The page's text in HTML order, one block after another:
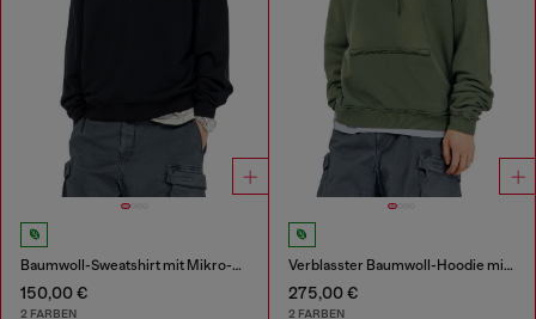
Baumwoll-Sweatshirt mit Mikro-Logo-Stickerei
150,00 €
2 FARBEN
Verblasster Baumwoll-Hoodie mit ausgefransten Details
275,00 €
2 FARBEN